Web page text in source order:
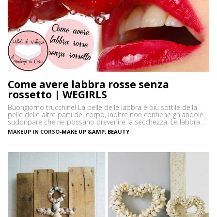
Come avere labbra rosse senza
rossetto | WEGIRLS
Buongiorno trucchine! La pelle delle labbra è più sottile della
pelle delle altre parti del corpo, inoltre non contiene ghiandole
sudoripare che ne possano prevenire la secchezza. Le labbra
sono sensibili alle aggressioni ambientali e spesso possono
diventare scure o sbiadite soprattutto a causa dell’esposizione
MAKEUP IN CORSO-MAKE UP &AMP; BEAUTY